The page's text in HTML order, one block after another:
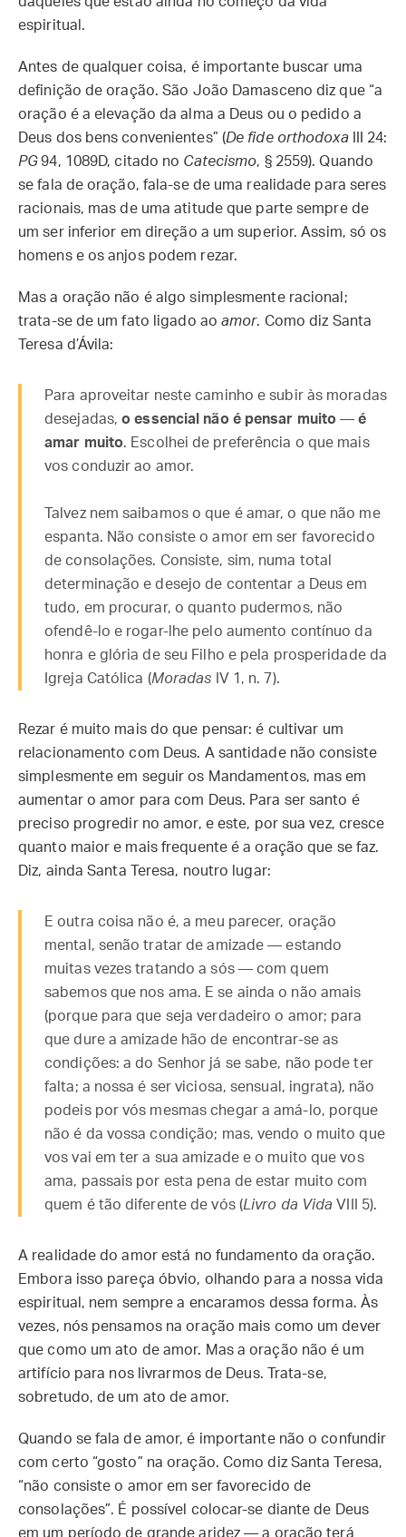
espiritual.
Antes de qualquer coisa, é importante buscar uma
definição de oração. São João Damasceno diz que “a
oração é a elevação da alma a Deus ou o pedido a
Deus dos bens convenientes” (De fide orthodoxaIII 24:
PG94, 1089D, citado no Catecismo, § 2559). Quando
se fala de oração, fala-se de uma realidade para seres
racionais, mas de uma atitude que parte sempre de
um ser inferior em direção a um superior. Assim, só os
homens e os anjos podem rezar.
Mas a oração não é algo simplesmente racional;
trata-se de um fato ligado aoamor. Como diz Santa
Teresa d’Ávila:
Para aproveitar neste caminho e subir às moradas
desejadas,o essencial não é pensar muito —é
amar muito. Escolhei de preferência o que mais
vos conduzir ao amor.
Talvez nem saibamos o que é amar, o que não me
espanta. Não consiste o amor em ser favorecido
de consolações. Consiste, sim, numa total
determinação e desejo de contentar a Deus em
tudo, em procurar, o quanto pudermos, não
ofendê-lo e rogar-lhe pelo aumento contínuo da
honra e glória de seu Filho e pela prosperidade da
Igreja Católica (Moradas IV 1, n. 7).
Rezar é muito mais do que pensar: é cultivar um
relacionamento com Deus. A santidade não consiste
simplesmente em seguir os Mandamentos, mas em
aumentar o amor para com Deus. Para ser santo é
preciso progredir no amor, e este, por sua vez, cresce
quanto maior e mais frequente é a oração que se faz.
Diz, ainda Santa Teresa, noutro lugar:
E outra coisa não é, a meu parecer, oração
mental, senão tratar de amizade — estando
muitas vezes tratando a sós — com quem
sabemos que nos ama. E se ainda o não amais
(porque para que seja verdadeiro o amor; para
que dure a amizade hão de encontrar-se as
condições: a do Senhor já se sabe, não pode ter
falta; a nossa é ser viciosa, sensual, ingrata), não
podeis por vós mesmas chegar a amá-lo, porque
não é da vossa condição; mas, vendo o muito que
vos vai em ter a sua amizade e o muito que vos
ama, passais por esta pena de estar muito com
quem é tão diferente de vós (Livro da Vida VIII 5).
A realidade do amor está no fundamento da oração.
Embora isso pareça óbvio, olhando para a nossa vida
espiritual, nem sempre a encaramos dessa forma. Às
vezes, nós pensamos na oração mais como um dever
que como um ato de amor. Mas a oração não é um
artifício para nos livrarmos de Deus. Trata-se,
sobretudo, de um ato de amor.
Quando se fala de amor, é importante não o confundir
com certo “gosto” na oração. Como diz Santa Teresa,
“não consiste o amor em ser favorecido de
consolações”. É possível colocar-se diante de Deus
em um período de grande aridez — a oração terá